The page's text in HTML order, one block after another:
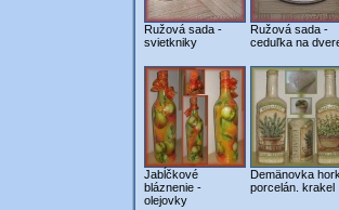
Ružová sada -
svietkniky
Ružová sada -
ceduľka na
Jabĺčkové
bláznenie -
olejovky
Demänovka
porcelán. krakel